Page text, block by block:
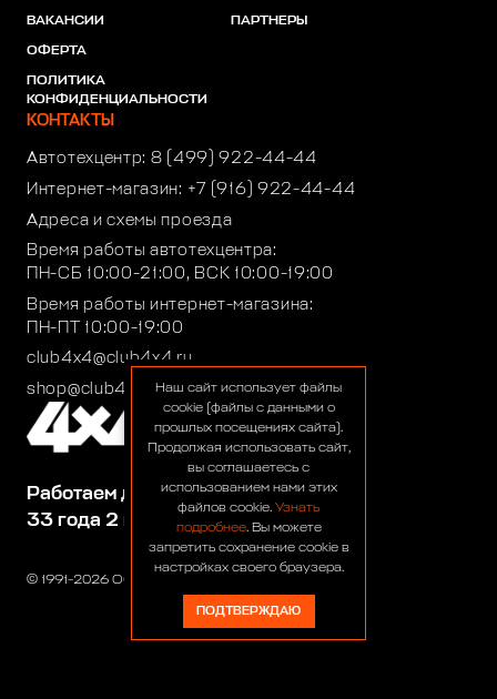
© 1991-2026 ООО «Сервис 4х4»
Работаем для вас:
33 года 2 месяца 23 дня
ВАКАНСИИ
ОФЕРТА
ПОЛИТИКА
КОНФИДЕНЦИАЛЬНОСТИ
ПАРТНЕРЫ
КОНТАКТЫ
Автотехцентр: 8 (499) 922-44-44
Интернет-магазин: +7 (916) 922-44-44
Адреса и схемы проезда
Время работы автотехцентра:
ПН-СБ 10:00-21:00, ВСК 10:00-19:00
Время работы интернет-магазина:
ПН-ПТ 10:00-19:00
club4x4@club4x4.ru
shop@club4x4.ruНаш сайт использует файлы
cookie (файлы с данными о
прошлых посещениях сайта).
Продолжая использовать сайт,
вы соглашаетесь с
использованием нами этих
файлов cookie. Узнать
подробнее. Вы можете
запретить сохранение cookie в
настройках своего браузера.
ПОДТВЕРЖДАЮ